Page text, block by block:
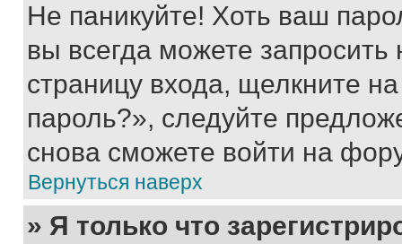
Не паникуйте! Хоть ваш
вы всегда можете
страницу входа, щелкните
пароль?», следуйте
снова сможете войти на
Вернуться наверх
» Я только что